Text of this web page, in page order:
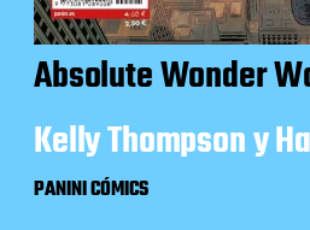
Absolute Wonder
Kelly Thompson y
PANINI CÓMICS